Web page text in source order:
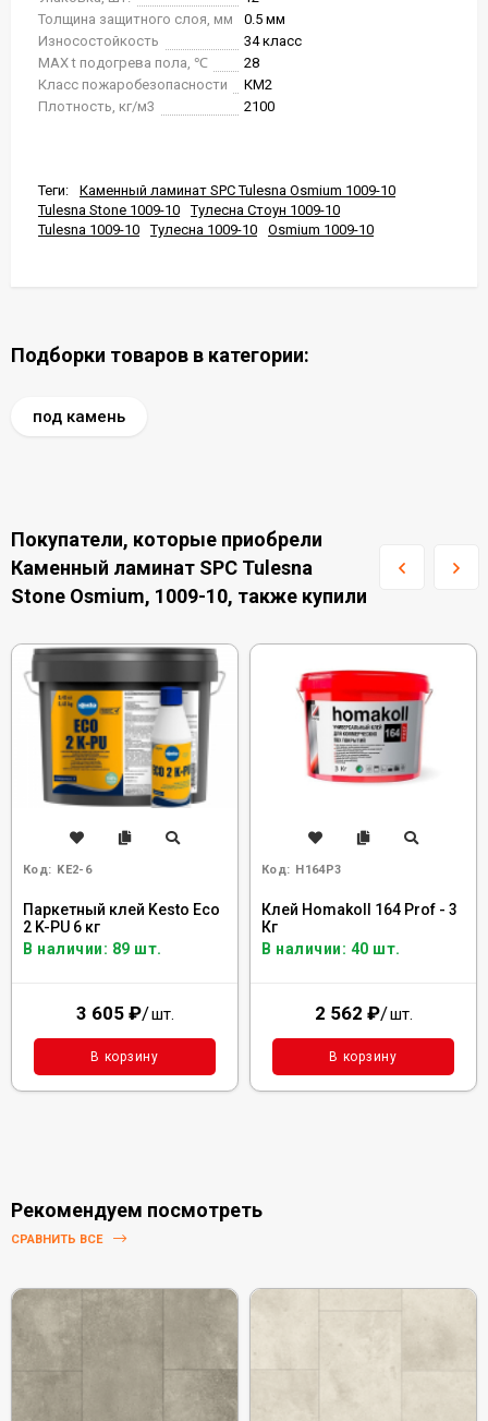
Толщина защитного слоя, мм
0.5 мм
Износостойкость
34 класс
MAX t подогрева пола, ℃
28
Класс пожаробезопасности
КМ2
Плотность, кг/м3
2100
Теги:
Каменный ламинат SPC Tulesna Osmium 1009-10
Tulesna Stone 1009-10
Тулесна Стоун 1009-10
Tulesna 1009-10
Тулесна 1009-10 Osmium 1009-10
Подборки товаров в категории:
под камень
Покупатели, которые приобрели
Каменный ламинат SPC Tulesna
Stone Osmium, 1009-10, также купили
Код: KE2-6
Паркетный клей Kesto Eco
2 K-PU 6 кг
В наличии: 89 шт.
3 605 ₽/шт.
В корзину
Код: H164P3
Клей Homakoll 164 Prof - 3
Кг
В наличии: 40 шт.
2 562 ₽/шт.
В корзину
Рекомендуем посмотреть
СРАВНИТЬ ВСЕ